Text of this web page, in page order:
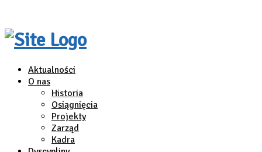
Aktualności
O nas
Historia
Osiągnięcia
Projekty
Zarząd
Kadra